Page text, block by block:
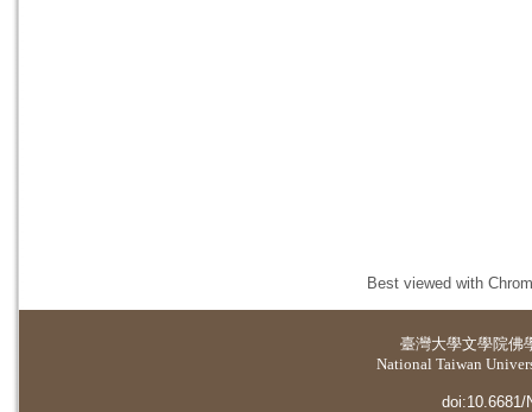
Best viewed with
臺灣大學文學院佛
National Taiwan
doi:10.6681/